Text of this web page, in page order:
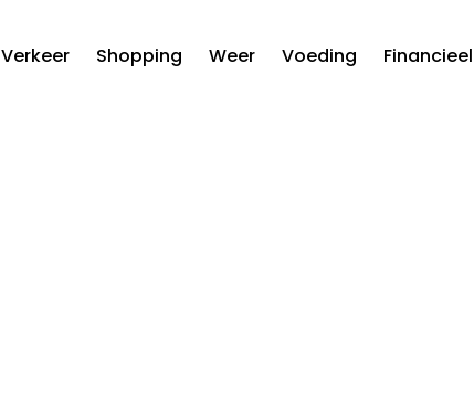
Verkeer Shopping Weer Voeding Financieel